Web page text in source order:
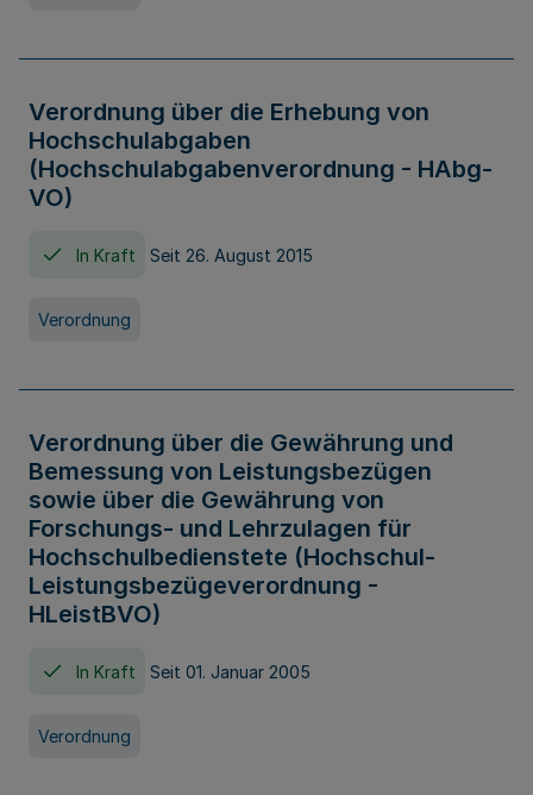
Verordnung über die Erhebung von
Hochschulabgaben
(Hochschulabgabenverordnung - HAbg-
VO)
In Kraft Seit 26. August 2015
Verordnung
Verordnung über die Gewährung und
Bemessung von Leistungsbezügen
sowie über die Gewährung von
Forschungs- und Lehrzulagen für
Hochschulbedienstete (Hochschul-
Leistungsbezügeverordnung -
HLeistBVO)
In Kraft Seit 01. Januar 2005
Verordnung